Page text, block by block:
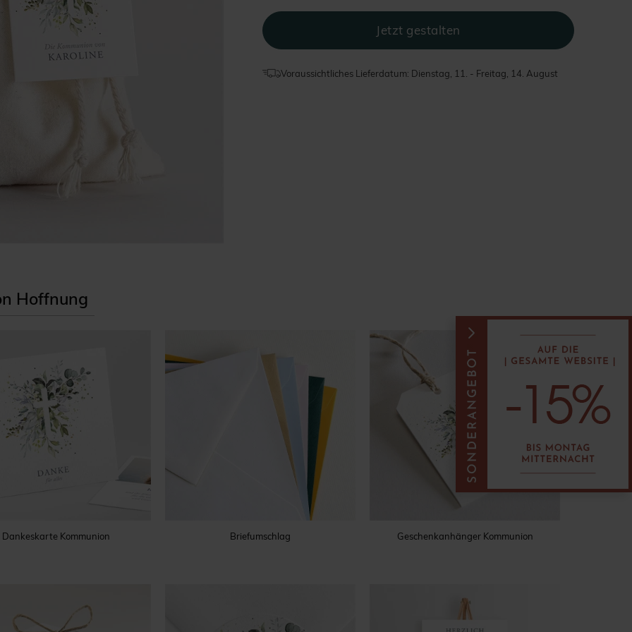
Voraussichtliches Lieferdatum: Dienstag, 11. - Freitag, 14. August
Hoffnung
Dankeskarte Kommunion Briefumschlag Geschenkanhänger Kommunion